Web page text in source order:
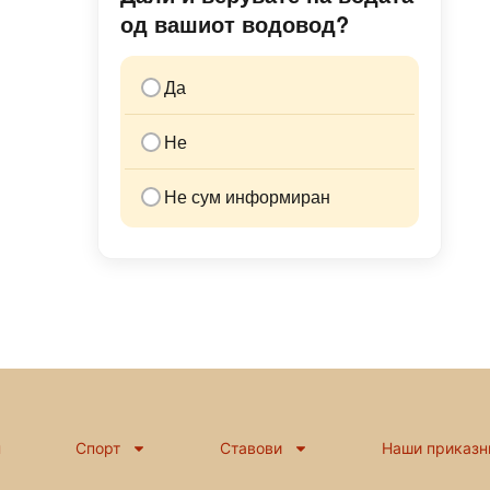
од вашиот водовод?
Да
Не
Не сум информиран
Спорт Ставови Наши